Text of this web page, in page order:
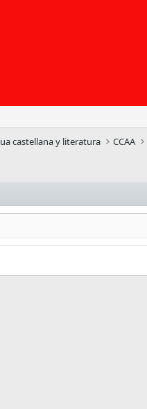
castellana y literatura CCAA